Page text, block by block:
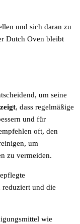
und sich daran zu
Dutch Oven bleibt
um seine
, dass regelmäßige
und für
oft, den
um
zu vermeiden.
und die
wie